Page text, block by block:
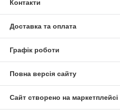
Контакти
Доставка та оплата
Графік роботи
Повна версія сайту
Сайт створено на маркетплейсі